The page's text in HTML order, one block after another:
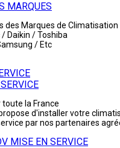
MARQUES
des Marques de Climatisation
Daikin / Toshiba
/ Etc
toute la France
d'installer votre
par nos partenaires
MISE EN SERVICE